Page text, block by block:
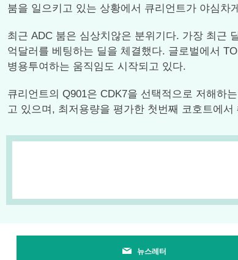
붐을 일으키고 있는 상황에서 큐리언트가 야심차
최근 ADC 붐은 심상치않은 분위기다. 가장 최근
억달러를 베팅하는 딜을 체결했다. 글로벌에서
병용투여하는 움직임도 시작되고 있다.
큐리언트의 Q901은 CDK7을 선택적으로 저해하
고 있으며, 최저용량을 평가한 첫번째 코호트에
뉴스레터